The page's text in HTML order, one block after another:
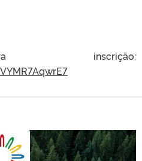
inscrição: